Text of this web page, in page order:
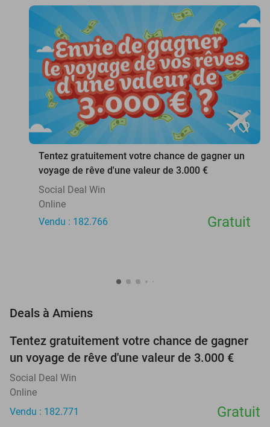
favorite_border
Tentez gratuitement votre chance de gagner un
voyage de rêve d'une valeur de 3.000 €
Social Deal Win
Online
Vendu : 182.766
Gratuit
Deals à Amiens
Tentez gratuitement votre chance de gagner
un voyage de rêve d'une valeur de 3.000 €
Social Deal Win
Online
Vendu : 182.771
Gratuit